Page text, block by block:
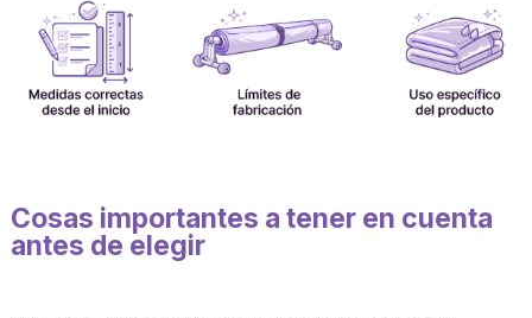
Cosas importantes a tener en cuenta
antes de elegir